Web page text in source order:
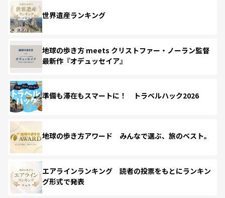
世界遺産ランキング
地球の歩き方 meets クリストファー・ノーラン監督
最新作『オデュッセイア』
準備も滞在もスマートに！ トラベルハック2026
地球の歩き方アワード みんなで選ぶ、旅のベスト。
エアラインランキング 読者の投票をもとにランキン
グ形式で発表